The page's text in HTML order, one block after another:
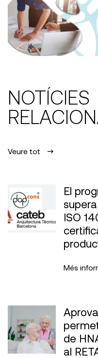
NOTÍCIES
Veure tot
El
ISO
Més
de
al